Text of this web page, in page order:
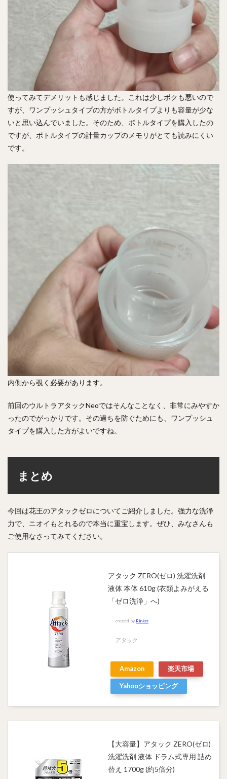
使ってみてデメリットも感じました。これは少しボクも悪いので
すが、ワンプッシュタイプの方がボトルタイプよりも容量が少な
いと思い込んでいました。そのため、ボトルタイプを購入したの
ですが、 ボトルタイプの計量カップのメモリがとても読みにくい
です。
内側から覗く必要があります。
前回のウルトラアタックNeoではそんなことなく、非常にみやすか
ったのでがっかりです。その過ちを防ぐためにも、ワンプッシュ
タイプを購入した方がよいですね。
まとめ
今回は花王のアタックゼロについてご紹介しました。強力な洗浄
力で、ニオイもとれるので本当に重宝します。ぜひ、みなさんも
ご使用なさってみてください。
アタック ZERO(ゼロ) 洗濯洗剤
液体 本体 610g (衣類よみがえる
「ゼロ洗浄」へ)
created by Rinker
アタック
Amazon 楽天市場
Yahooショッピング
【大容量】アタック ZERO(ゼロ)
洗濯洗剤 液体 ドラム式専用 詰め
替え 1700g (約5倍分)